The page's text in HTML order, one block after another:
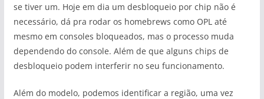
se tiver um. Hoje em dia um desbloqueio por chip não é
necessário, dá pra rodar os homebrews como OPL até
mesmo em consoles bloqueados, mas o processo muda
dependendo do console. Além de que alguns chips de
desbloqueio podem interferir no seu funcionamento.
Além do modelo, podemos identificar a região, uma vez